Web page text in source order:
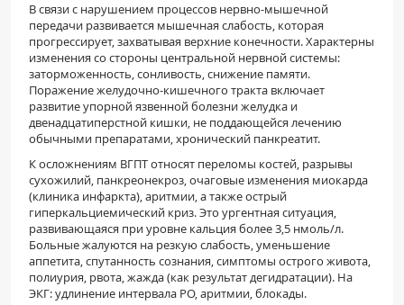
В связи с нарушением процессов нервно-мышечной
передачи развивается мышечная слабость, которая
прогрессирует, захватывая верхние конечности. Характерны
изменения со стороны центральной нервной системы:
заторможенность, сонливость, снижение памяти.
Поражение желудочно-кишечного тракта включает
развитие упорной язвенной болезни желудка и
двенадцатиперстной кишки, не поддающейся лечению
обычными препаратами, хронический панкреатит.
К осложнениям ВГПТ относят переломы костей, разрывы
сухожилий, панкреонекроз, очаговые изменения миокарда
(клиника инфаркта), аритмии, а также острый
гиперкальциемический криз. Это ургентная ситуация,
развивающаяся при уровне кальция более 3,5 нмоль/л.
Больные жалуются на резкую слабость, уменьшение
аппетита, спутанность сознания, симптомы острого живота,
полиурия, рвота, жажда (как результат дегидратации). На
ЭКГ: удлинение интервала РО, аритмии, блокады.